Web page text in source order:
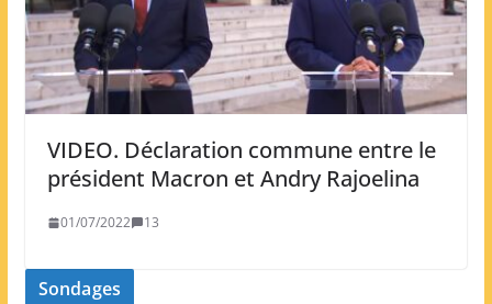
VIDEO. Déclaration commune entre le
président Macron et Andry Rajoelina
01/07/2022 13
Sondages